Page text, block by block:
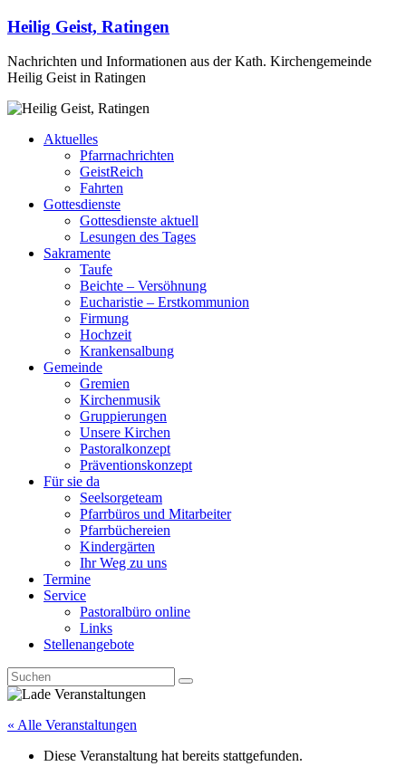
Heilig Geist, Ratingen
Nachrichten und Informationen aus der Kath. Kirchengemeinde
Heilig Geist in Ratingen
Aktuelles
Pfarrnachrichten
GeistReich
Fahrten
Gottesdienste
Gottesdienste aktuell
Lesungen des Tages
Sakramente
Taufe
Beichte – Versöhnung
Eucharistie – Erstkommunion
Firmung
Hochzeit
Krankensalbung
Gemeinde
Gremien
Kirchenmusik
Gruppierungen
Unsere Kirchen
Pastoralkonzept
Präventionskonzept
Für sie da
Seelsorgeteam
Pfarrbüros und Mitarbeiter
Pfarrbüchereien
Kindergärten
Ihr Weg zu uns
Termine
Service
Pastoralbüro online
Links
Stellenangebote
« Alle Veranstaltungen
Diese Veranstaltung hat bereits stattgefunden.